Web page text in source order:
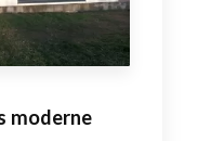
moderne